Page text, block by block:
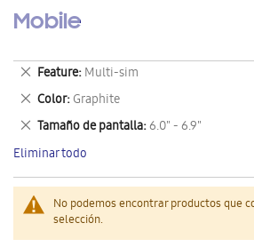
Mobile
No podemos encontrar productos que
selección.
Feature Multi-sim
Eliminar
este
artículo
Color Graphite
Eliminar
este
artículo
Tamaño de pantalla 6.0" - 6.9"
Eliminar
este
artículo
Eliminar todo